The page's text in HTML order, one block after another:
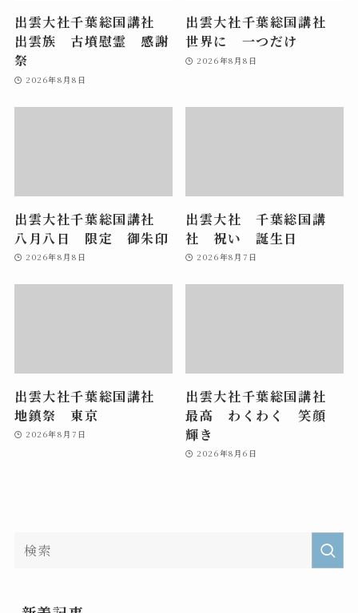
出雲大社千葉総国講社
出雲族 古墳慰霊 感謝
祭
2026年8月8日
出雲大社千葉総国講社
世界に 一つだけ
2026年8月8日
出雲大社千葉総国講社
八月八日 限定 御朱印
2026年8月8日
出雲大社 千葉総国講
社 祝い 誕生日
2026年8月7日
出雲大社千葉総国講社
地鎮祭 東京
2026年8月7日
出雲大社千葉総国講社
最高 わくわく 笑顔
輝き
2026年8月6日